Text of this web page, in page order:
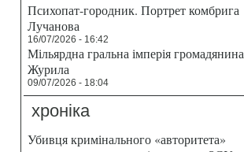
Психопат-городник. Портрет комбрига
Лучанова
16/07/2026 - 16:42
Мільярдна гральна імперія громадянина
Журила
09/07/2026 - 18:04
хроніка
Убивця кримінального «авторитета»